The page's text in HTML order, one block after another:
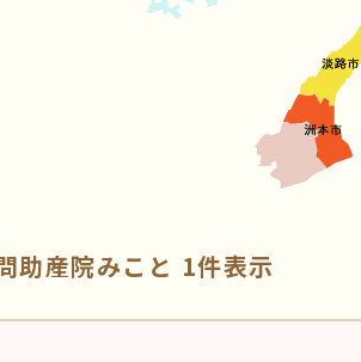
助産院みこと 1件表示